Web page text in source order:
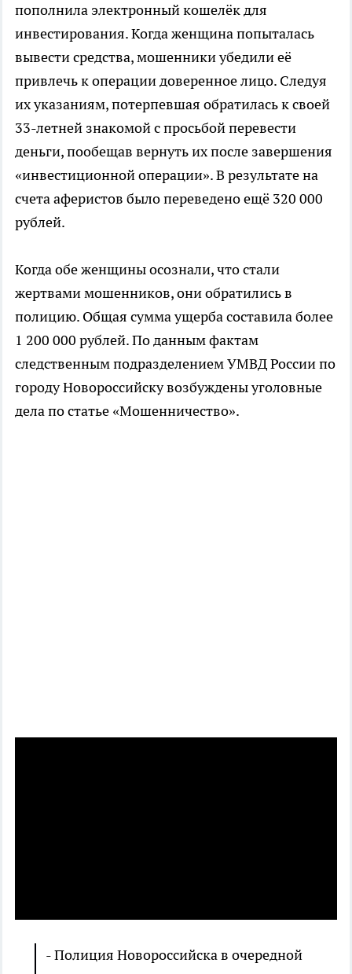
пополнила электронный кошелёк для
инвестирования. Когда женщина попыталась
вывести средства, мошенники убедили её
привлечь к операции доверенное лицо. Следуя
их указаниям, потерпевшая обратилась к своей
33-летней знакомой с просьбой перевести
деньги, пообещав вернуть их после завершения
«инвестиционной операции». В результате на
счета аферистов было переведено ещё 320 000
рублей.
Когда обе женщины осознали, что стали
жертвами мошенников, они обратились в
полицию. Общая сумма ущерба составила более
1 200 000 рублей. По данным фактам
следственным подразделением УМВД России по
городу Новороссийску возбуждены уголовные
дела по статье «Мошенничество».
- Полиция Новороссийска в очередной